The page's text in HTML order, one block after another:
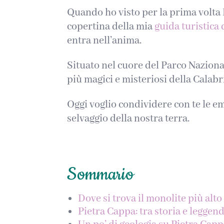
Quando ho visto per la prima volta
copertina della miaguida turistica
entra nell’anima.
Situato nel cuore del Parco
più magici e misteriosi della
Oggi voglio condividere con te le
selvaggio della nostra terra.
Sommario
Dove si trova il monolite più alto
Pietra Cappa: tra storia e